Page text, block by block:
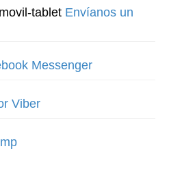
Envíanos un
Messenger
Viber